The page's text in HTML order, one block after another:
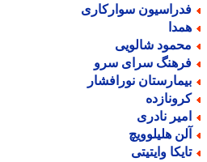
سوارکاری
شالویی
سرای سرو
نورافشار
نادری
هلیلوویچ
وایتیتی